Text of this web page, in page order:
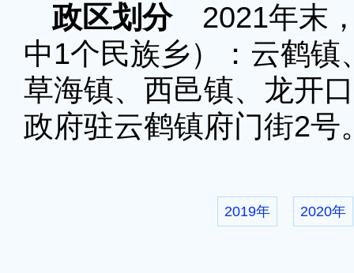
政区划分2021年末，
中1个民族乡）：云鹤
草海镇、西邑镇、龙开
政府驻云鹤镇府门街2号
2019年 2020年